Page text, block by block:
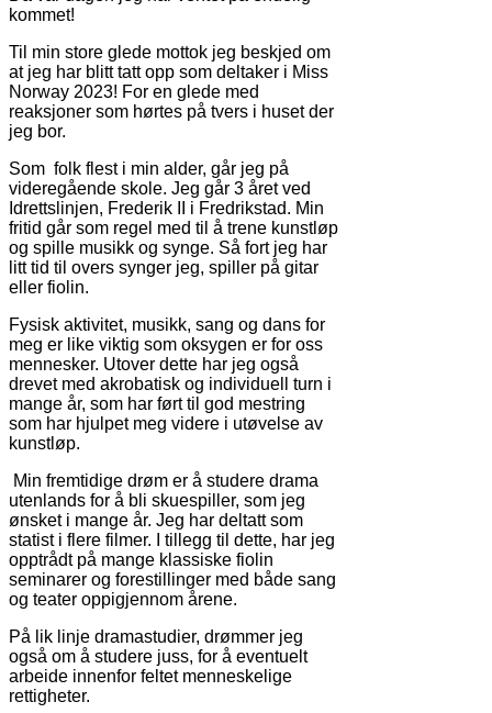
kommet!
Til min store glede mottok jeg beskjed om
at jeg har blitt tatt opp som deltaker i Miss
Norway 2023! For en glede med
reaksjoner som hørtes på tvers i huset der
jeg bor.
Som folk flest i min alder, går jeg på
videregående skole. Jeg går 3 året ved
Idrettslinjen, Frederik II i Fredrikstad. Min
fritid går som regel med til å trene kunstløp
og spille musikk og synge. Så fort jeg har
litt tid til overs synger jeg, spiller på gitar
eller fiolin.
Fysisk aktivitet, musikk, sang og dans for
meg er like viktig som oksygen er for oss
mennesker. Utover dette har jeg også
drevet med akrobatisk og individuell turn i
mange år, som har ført til god mestring
som har hjulpet meg videre i utøvelse av
kunstløp.
Min fremtidige drøm er å studere drama
utenlands for å bli skuespiller, som jeg
ønsket i mange år. Jeg har deltatt som
statist i flere filmer. I tillegg til dette, har jeg
opptrådt på mange klassiske fiolin
seminarer og forestillinger med både sang
og teater oppigjennom årene.
På lik linje dramastudier, drømmer jeg
også om å studere juss, for å eventuelt
arbeide innenfor feltet menneskelige
rettigheter.